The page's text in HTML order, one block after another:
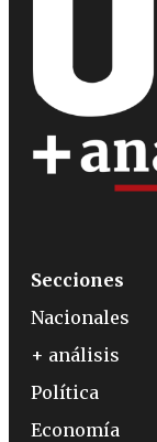
Secciones
Nacionales
+ análisis
Política
Economía